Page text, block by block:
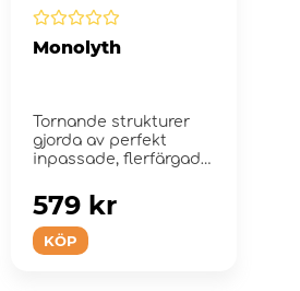
Monolyth
Tornande strukturer
gjorda av perfekt
inpassade, flerfärgade
ha...
KÖP
579 kr